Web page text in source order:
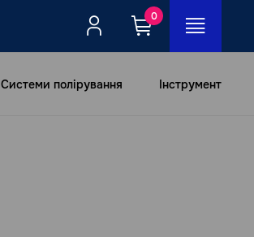
0
Системи полірування Інструмент